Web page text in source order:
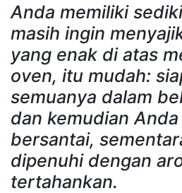
Anda memiliki
masih ingin
yang enak di atas
oven, itu mudah:
semuanya dalam
dan kemudian
bersantai,
dipenuhi dengan
tertahankan.